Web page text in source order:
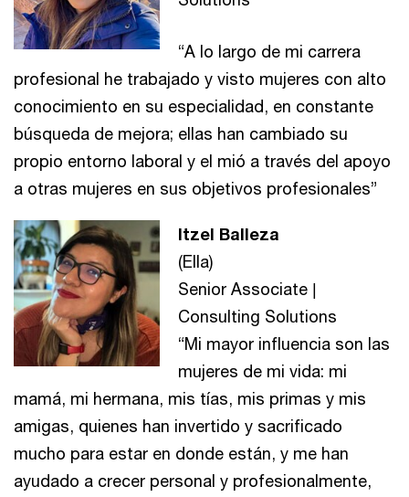
“A lo largo de mi carrera
profesional he trabajado y visto mujeres con alto
conocimiento en su especialidad, en constante
búsqueda de mejora; ellas han cambiado su
propio entorno laboral y el mió a través del apoyo
a otras mujeres en sus objetivos profesionales”
Itzel Balleza
(Ella)
Senior Associate |
Consulting Solutions
“Mi mayor influencia son las
mujeres de mi vida: mi
mamá, mi hermana, mis tías, mis primas y mis
amigas, quienes han invertido y sacrificado
mucho para estar en donde están, y me han
ayudado a crecer personal y profesionalmente,